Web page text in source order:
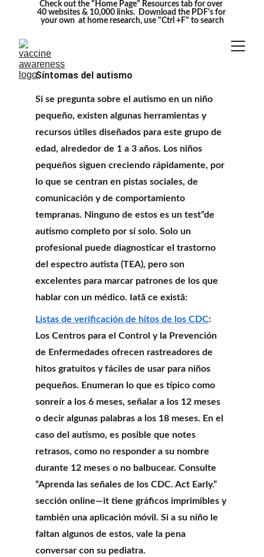
Check out the "Home Page" Resources tab for over
40 websites & 10,000 links.  Download the PDF's for
your own  at home research, use "Ctrl +F" to search
Si se pregunta sobre el autismo en un niño
pequeño, existen algunas herramientas y
recursos útiles diseñados para este grupo de
edad, alrededor de 1 a 3 años. Los niños
pequeños siguen creciendo rápidamente, por
lo que se centran en pistas sociales, de
comunicación y de comportamiento
tempranas. Ninguno de estos es un test“de
autismo completo por sí solo. Solo un
profesional puede diagnosticar el trastorno
del espectro autista (TEA), pero son
excelentes para marcar patrones de los que
hablar con un médico. Iată ce există:
Listas de verificación de hitos de los CDC:
Los Centros para el Control y la Prevención
de Enfermedades ofrecen rastreadores de
hitos gratuitos y fáciles de usar para niños
pequeños. Enumeran lo que es típico como
sonreír a los 6 meses, señalar a los 12 meses
o decir algunas palabras a los 18 meses. En el
caso del autismo, es posible que notes
retrasos, como no responder a su nombre
durante 12 meses o no balbucear. Consulte
“Aprenda las señales de los CDC. Act Early.”
sección online—it tiene gráficos imprimibles y
también una aplicación móvil. Si a su niño le
faltan algunos de estos, vale la pena
conversar con su pediatra.
Síntomas del autismo